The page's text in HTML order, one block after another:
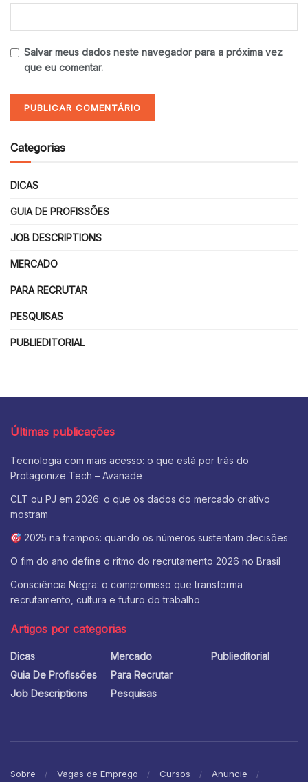
Salvar meus dados neste navegador para a próxima vez
que eu comentar.
Categorias
DICAS
GUIA DE PROFISSÕES
JOB DESCRIPTIONS
MERCADO
PARA RECRUTAR
PESQUISAS
PUBLIEDITORIAL
Últimas publicações
Tecnologia com mais acesso: o que está por trás do
Protagonize Tech – Avanade
CLT ou PJ em 2026: o que os dados do mercado criativo
mostram
2025 na trampos: quando os números sustentam decisões
O fim do ano define o ritmo do recrutamento 2026 no Brasil
Consciência Negra: o compromisso que transforma
recrutamento, cultura e futuro do trabalho
Artigos por categorias
Dicas
Guia De Profissões
Job Descriptions
Mercado
Para Recrutar
Pesquisas
Publieditorial
Sobre Vagas de Emprego Cursos Anuncie